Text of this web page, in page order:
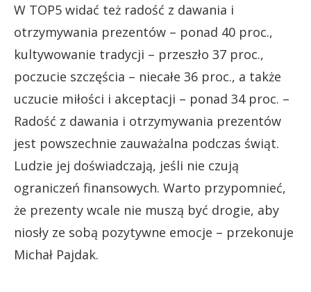
W TOP5 widać też radość z dawania i
otrzymywania prezentów – ponad 40 proc.,
kultywowanie tradycji – przeszło 37 proc.,
poczucie szczęścia – niecałe 36 proc., a także
uczucie miłości i akceptacji – ponad 34 proc. –
Radość z dawania i otrzymywania prezentów
jest powszechnie zauważalna podczas świąt.
Ludzie jej doświadczają, jeśli nie czują
ograniczeń finansowych. Warto przypomnieć,
że prezenty wcale nie muszą być drogie, aby
niosły ze sobą pozytywne emocje – przekonuje
Michał Pajdak.